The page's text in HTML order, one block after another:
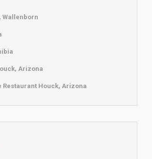
Wallenborn
Arizona
Restaurant Houck, Arizona